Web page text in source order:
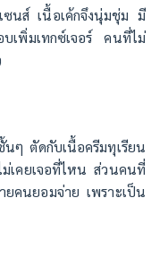
ซนส์ เนื้อเค้กจึงนุ่มชุ่ม มี
เพิ่มเทกซ์เจอร์ คนที่ไม่
นๆ ตัดกับเนื้อครีมทุเรียน
เคยเจอที่ไหน ส่วนคนที่
ยคนยอมจ่าย เพราะเป็น